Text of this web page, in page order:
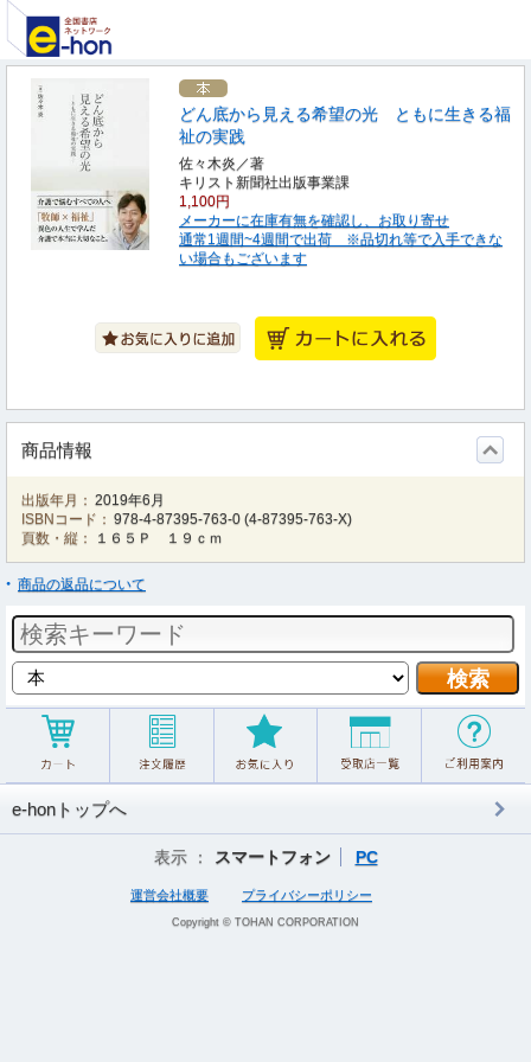
どん底から見える希望の光 ともに生きる福
祉の実践
佐々木炎／著
キリスト新聞社出版事業課
1,100円
メーカーに在庫有無を確認し、お取り寄せ
通常1週間~4週間で出荷 ※品切れ等で入手できな
い場合もございます
商品情報
出版年月： 2019年6月
ISBNコード： 978-4-87395-763-0 (4-87395-763-X)
頁数・縦：
１６５Ｐ １９ｃｍ
商品の返品について
e-honトップへ
表示 ： スマートフォン PC
運営会社概要 プライバシーポリシー
Copyright © TOHAN CORPORATION